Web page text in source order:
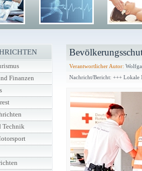
Verantwortlicher Autor:
Nachricht/Bericht: +++ Lokale
Finanzen
Technik